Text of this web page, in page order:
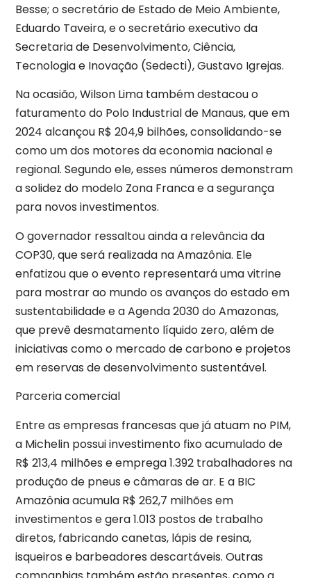
Besse; o secretário de Estado de Meio Ambiente,
Eduardo Taveira, e o secretário executivo da
Secretaria de Desenvolvimento, Ciência,
Tecnologia e Inovação (Sedecti), Gustavo Igrejas.
Na ocasião, Wilson Lima também destacou o
faturamento do Polo Industrial de Manaus, que em
2024 alcançou R$ 204,9 bilhões, consolidando-se
como um dos motores da economia nacional e
regional. Segundo ele, esses números demonstram
a solidez do modelo Zona Franca e a segurança
para novos investimentos.
O governador ressaltou ainda a relevância da
COP30, que será realizada na Amazônia. Ele
enfatizou que o evento representará uma vitrine
para mostrar ao mundo os avanços do estado em
sustentabilidade e a Agenda 2030 do Amazonas,
que prevê desmatamento líquido zero, além de
iniciativas como o mercado de carbono e projetos
em reservas de desenvolvimento sustentável.
Parceria comercial
Entre as empresas francesas que já atuam no PIM,
a Michelin possui investimento fixo acumulado de
R$ 213,4 milhões e emprega 1.392 trabalhadores na
produção de pneus e câmaras de ar. E a BIC
Amazônia acumula R$ 262,7 milhões em
investimentos e gera 1.013 postos de trabalho
diretos, fabricando canetas, lápis de resina,
isqueiros e barbeadores descartáveis. Outras